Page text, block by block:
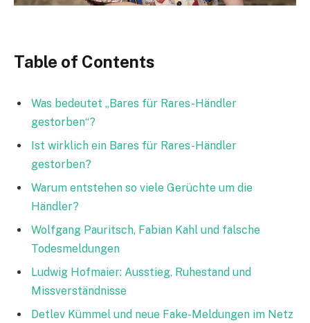
Table of Contents
Was bedeutet „Bares für Rares-Händler
gestorben“?
Ist wirklich ein Bares für Rares-Händler
gestorben?
Warum entstehen so viele Gerüchte um die
Händler?
Wolfgang Pauritsch, Fabian Kahl und falsche
Todesmeldungen
Ludwig Hofmaier: Ausstieg, Ruhestand und
Missverständnisse
Detlev Kümmel und neue Fake-Meldungen im Netz